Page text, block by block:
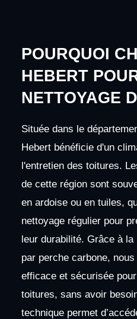
POURQUOI
HEBERT
NETTOYAGE
Située dans le
Hebert bénéficie d'un
l'entretien des toitures.
de cette région sont
en ardoise ou en tuiles,
nettoyage régulier pour
leur durabilité. Grâce à la
par perche carbone,
efficace et sécurisée
toitures, sans avoir
technique permet